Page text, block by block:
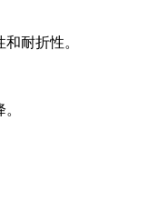
耐折性。